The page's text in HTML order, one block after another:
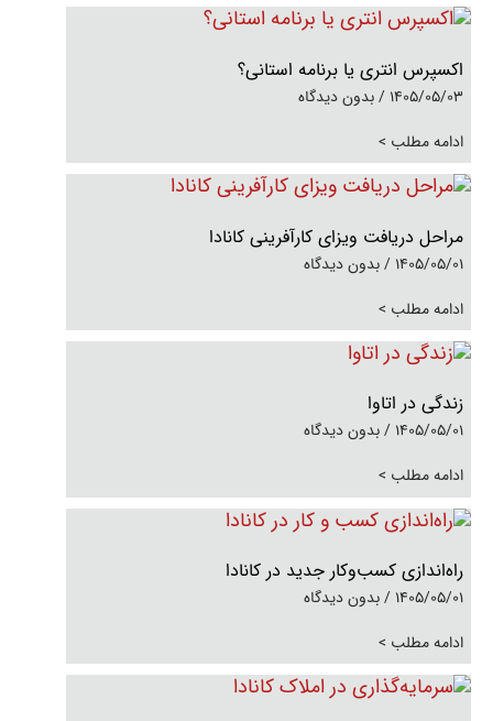
اکسپرس انتری یا برنامه استانی؟
1405/05/03
بدون دیدگاه
ادامه مطلب >
مراحل دریافت ویزای کارآفرینی کانادا
1405/05/01
بدون دیدگاه
ادامه مطلب >
زندگی در اتاوا
1405/05/01
بدون دیدگاه
ادامه مطلب >
راه‌اندازی کسب‌وکار جدید در کانادا
1405/05/01
بدون دیدگاه
ادامه مطلب >